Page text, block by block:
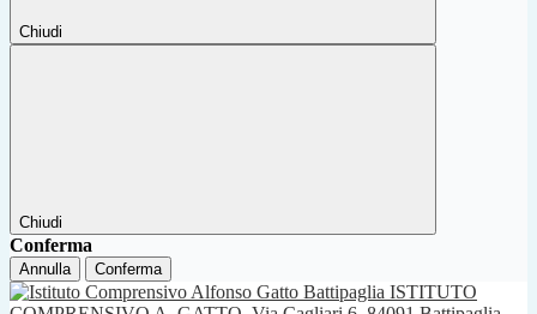
Chiudi
Chiudi
Conferma
Annulla Conferma
ISTITUTO